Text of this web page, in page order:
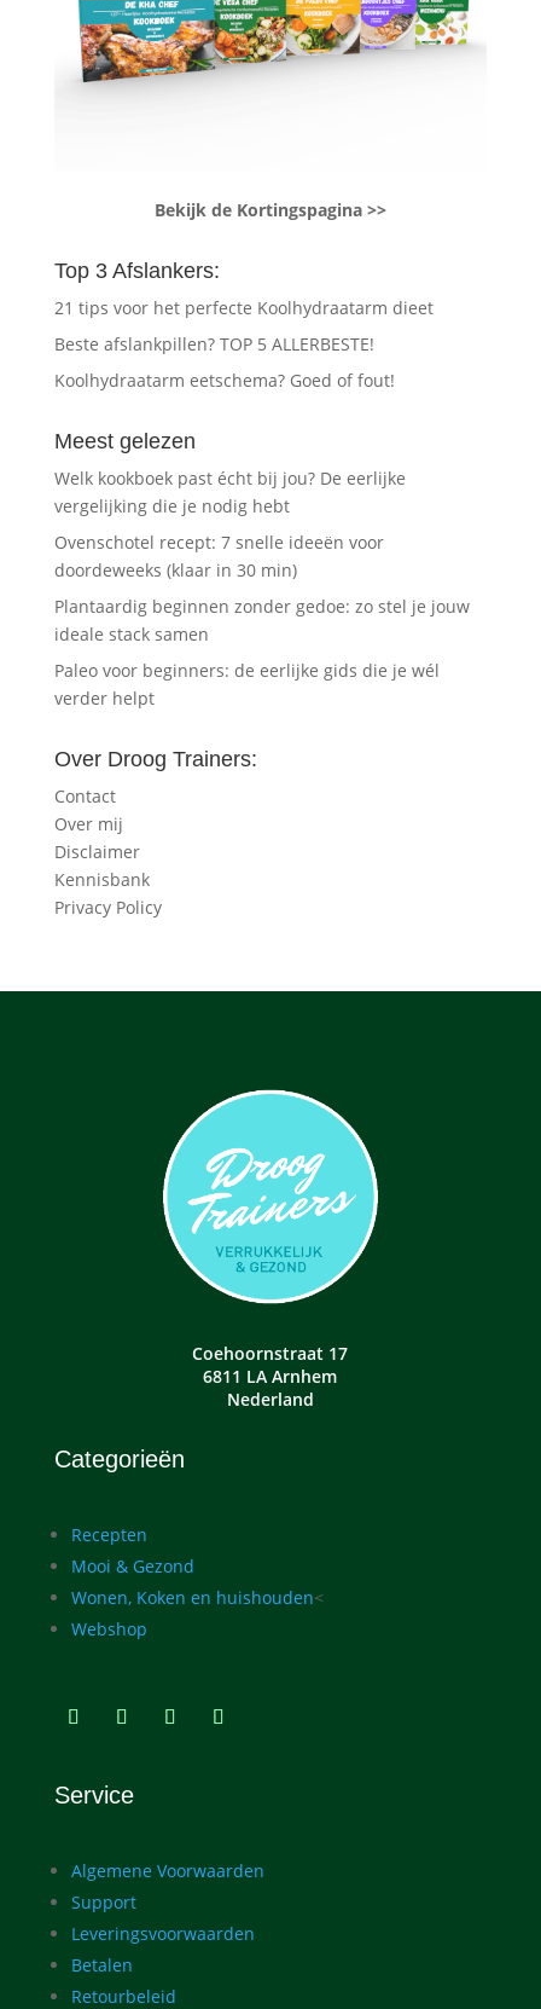
Bekijk de Kortingspagina >>
Top 3 Afslankers:
21 tips voor het perfecte Koolhydraatarm dieet
Beste afslankpillen? TOP 5 ALLERBESTE!
Koolhydraatarm eetschema? Goed of fout!
Meest gelezen
Welk kookboek past écht bij jou? De eerlijke
vergelijking die je nodig hebt
Ovenschotel recept: 7 snelle ideeën voor
doordeweeks (klaar in 30 min)
Plantaardig beginnen zonder gedoe: zo stel je jouw
ideale stack samen
Paleo voor beginners: de eerlijke gids die je wél
verder helpt
Over Droog Trainers:
Contact
Over mij
Disclaimer
Kennisbank
Privacy Policy
Coehoornstraat 17
6811 LA Arnhem
Nederland
Categorieën
Recepten
Mooi & Gezond
Wonen, Koken en huishouden<
Webshop
Service
Algemene Voorwaarden
Support
Leveringsvoorwaarden
Betalen
Retourbeleid